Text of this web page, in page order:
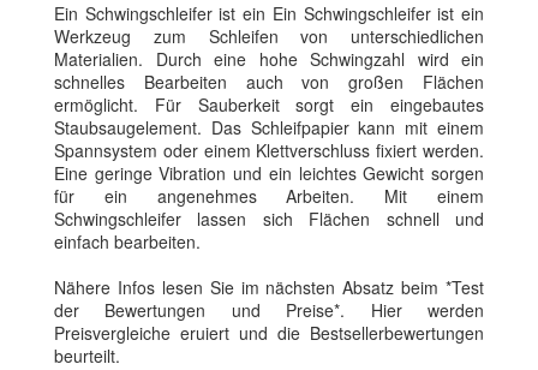
Ein Schwingschleifer ist ein Ein Schwingschleifer ist ein
Werkzeug zum Schleifen von unterschiedlichen
Materialien. Durch eine hohe Schwingzahl wird ein
schnelles Bearbeiten auch von großen Flächen
ermöglicht. Für Sauberkeit sorgt ein eingebautes
Staubsaugelement. Das Schleifpapier kann mit einem
Spannsystem oder einem Klettverschluss fixiert werden.
Eine geringe Vibration und ein leichtes Gewicht sorgen
für ein angenehmes Arbeiten. Mit einem
Schwingschleifer lassen sich Flächen schnell und
einfach bearbeiten.
Nähere Infos lesen Sie im nächsten Absatz beim *Test
der Bewertungen und Preise*. Hier werden
Preisvergleiche eruiert und die Bestsellerbewertungen
beurteilt.